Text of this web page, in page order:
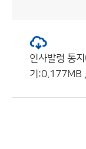
인사발령 통
기:0.177MB